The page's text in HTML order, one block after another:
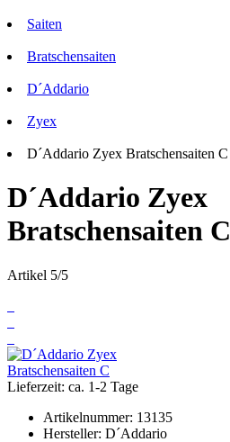
Saiten
Bratschensaiten
D´Addario
Zyex
D´Addario Zyex Bratschensaiten C
D´Addario Zyex
Bratschensaiten C
Artikel 5/5
Lieferzeit: ca. 1-2 Tage
Artikelnummer: 13135
Hersteller: D´Addario